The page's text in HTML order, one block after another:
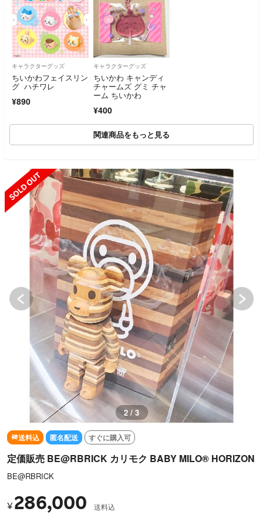
キャラクターグッズ
ちいかわフェイスリン
グ ハチワレ
¥890
キャラクターグッズ
ちいかわ キャンディ
チャームズ グミ チャ
ーム ちいかわ
¥400
関連商品をもっと見る
SOLD OUT
3 / 3
送料込 匿名配送 すぐに購入可
定価販売 BE@RBRICK カリモク BABY MILO® HORIZON
BE@RBRICK
¥ 286,000 送料込